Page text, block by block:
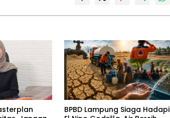
BPBD Lampung Siaga Hadapi